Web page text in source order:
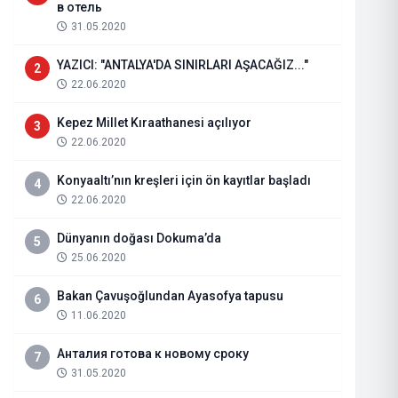
Lezzet Restoran
в отель
31.05.2020
2 YAZICI: "ANTALYA'DA SINIRLARI AŞACAĞIZ..."
22.06.2020
3 Kepez Millet Kıraathanesi açılıyor
22.06.2020
4 Konyaaltı’nın kreşleri için ön kayıtlar başladı
22.06.2020
5 Dünyanın doğası Dokuma’da
25.06.2020
6 Bakan Çavuşoğlundan Ayasofya tapusu
11.06.2020
7 Анталия готова к новому сроку
31.05.2020